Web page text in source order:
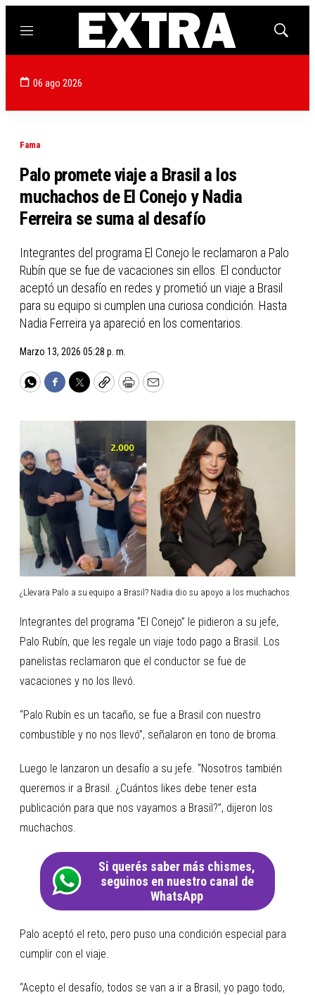
Menú
Mostrar
06 ago 2026
Fama
Palo promete viaje a Brasil a los
muchachos de El Conejo y Nadia
Ferreira se suma al desafío
Integrantes del programa El Conejo le reclamaron a Palo
Rubín que se fue de vacaciones sin ellos. El conductor
aceptó un desafío en redes y prometió un viaje a Brasil
para su equipo si cumplen una curiosa condición. Hasta
Nadia Ferreira ya apareció en los comentarios.
Marzo 13, 2026 05:28 p. m.
WhatsApp
Facebook
TwitterCopyPrintEmail
¿Llevara Palo a su equipo a Brasil? Nadia dio su apoyo a los muchachos.
Integrantes del programa “El Conejo” le pidieron a su jefe,
Palo Rubín, que les regale un viaje todo pago a Brasil. Los
panelistas reclamaron que el conductor se fue de
vacaciones y no los llevó.
“Palo Rubín es un tacaño, se fue a Brasil con nuestro
combustible y no nos llevó”, señalaron en tono de broma.
Luego le lanzaron un desafío a su jefe. “Nosotros también
queremos ir a Brasil. ¿Cuántos likes debe tener esta
publicación para que nos vayamos a Brasil?”, dijeron los
muchachos.
Si querés saber más chismes,
seguinos en nuestro canal de
WhatsApp
Palo aceptó el reto, pero puso una condición especial para
cumplir con el viaje.
“Acepto el desafío, todos se van a ir a Brasil, yo pago todo,